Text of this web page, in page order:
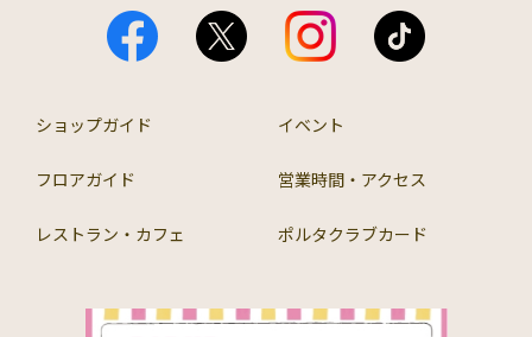
ショップガイド イベント
フロアガイド 営業時間・アクセス
レストラン・カフェ ポルタクラブカード